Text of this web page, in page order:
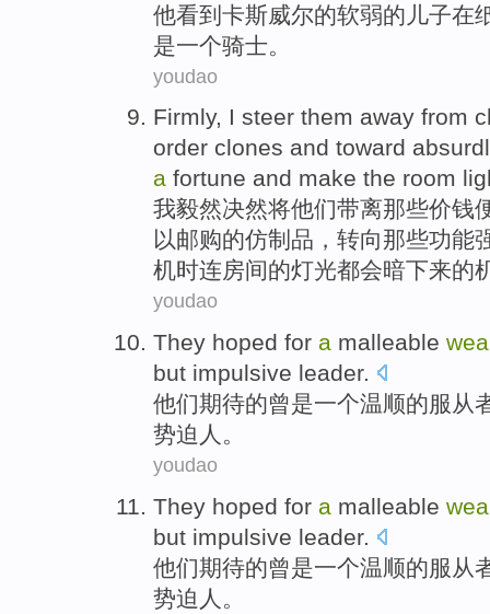
他看到 卡斯威尔的软弱的 儿子在
是一个骑士。
youdao
Firmly, I steer them away from
order clones and toward
a fortune and make the room
我毅然决然将他们带离那些价钱
以邮购的仿制品， 转向那些功能
机时连房间的灯光都会暗下来的
youdao
They hoped for a malleable
but impulsive leader.
他们期待的曾是一个温顺的服从
势迫 人。
youdao
They hoped for a malleable
but impulsive leader.
他们期待的曾是一个温顺的服从
势迫 人。